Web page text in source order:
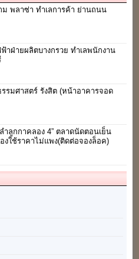
ม พลาซ่า ทำเลการค้า ย่านถนน
าฝ่ายผลิตบางกรวย ทำเลพนักงาน
รมศาสตร์ รังสิต (หน้าอาคารจอด
ลูกกาคลอง 4” ตลาดนัดตอนเย็น
งใช้ราคาไม่แพง(ติดต่อจองล็อค)